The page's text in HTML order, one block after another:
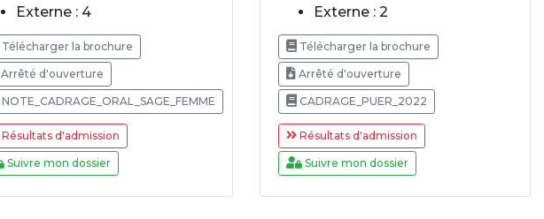
Externe : 4
Télécharger la brochure
Arrêté d'ouverture
NOTE_CADRAGE_ORAL_SAGE_FEMME
Résultats d'admission
Suivre mon dossier
Externe : 2
Télécharger la brochure
Arrêté d'ouverture
CADRAGE_PUER_2022
Résultats d'admission
Suivre mon dossier